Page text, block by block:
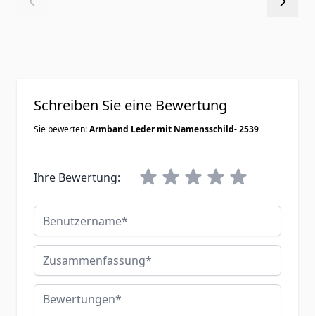
Schreiben Sie eine Bewertung
Sie bewerten:Armband Leder mit Namensschild- 2539
Ihre Bewertung:
Benutzername
Zusammenfassung
Bewertungen